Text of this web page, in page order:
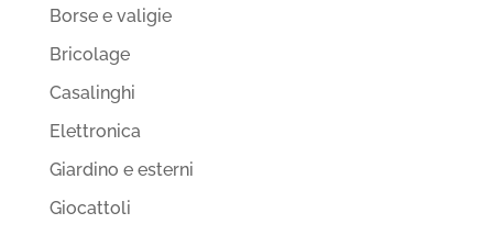
Borse e valigie
Bricolage
Casalinghi
Elettronica
Giardino e esterni
Giocattoli